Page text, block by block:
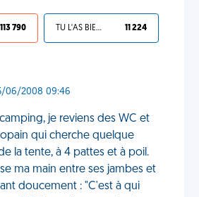
113 790 TU L'AS BIEN MÉRITÉ 11 224
06/2008 09:46
je reviens des WC et
qui cherche quelque
la tente, à 4 pattes et à poil.
ma main entre ses jambes et
doucement : "C'est à qui